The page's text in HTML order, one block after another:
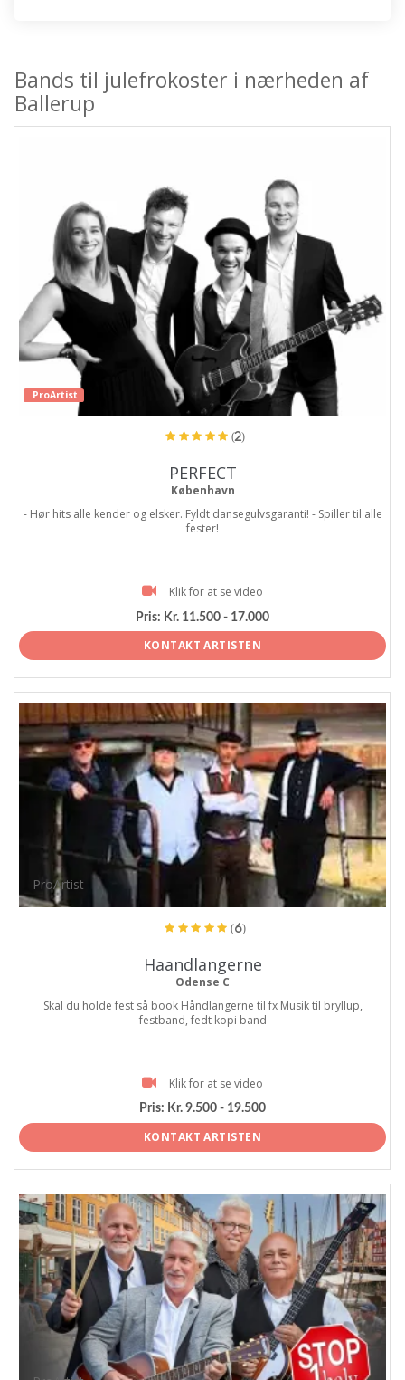
Bands til julefrokoster i nærheden af
Ballerup
ProArtist
(2)
PERFECT
København
- Hør hits alle kender og elsker. Fyldt dansegulvsgaranti! - Spiller til alle
fester!
Klik for at se video
Pris: Kr. 11.500 - 17.000
KONTAKT ARTISTEN
ProArtist
(6)
Haandlangerne
Odense C
Skal du holde fest så book Håndlangerne til fx Musik til bryllup,
festband, fedt kopi band
Klik for at se video
Pris: Kr. 9.500 - 19.500
KONTAKT ARTISTEN